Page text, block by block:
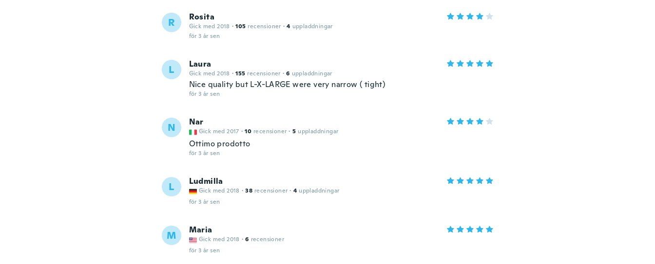
R Rosita
Gick med 2018 · 105 recensioner · 4 uppladdningar
för 3 år sen
L Laura
Gick med 2018 · 155 recensioner · 6 uppladdningar
Nice quality but L-X-LARGE were very narrow ( tight)
för 3 år sen
N Nar
Gick med 2017 · 10 recensioner · 5 uppladdningar
Ottimo prodotto
för 3 år sen
L Ludmilla
Gick med 2018 · 38 recensioner · 4 uppladdningar
för 3 år sen
M Maria
Gick med 2018 · 6 recensioner
för 3 år sen